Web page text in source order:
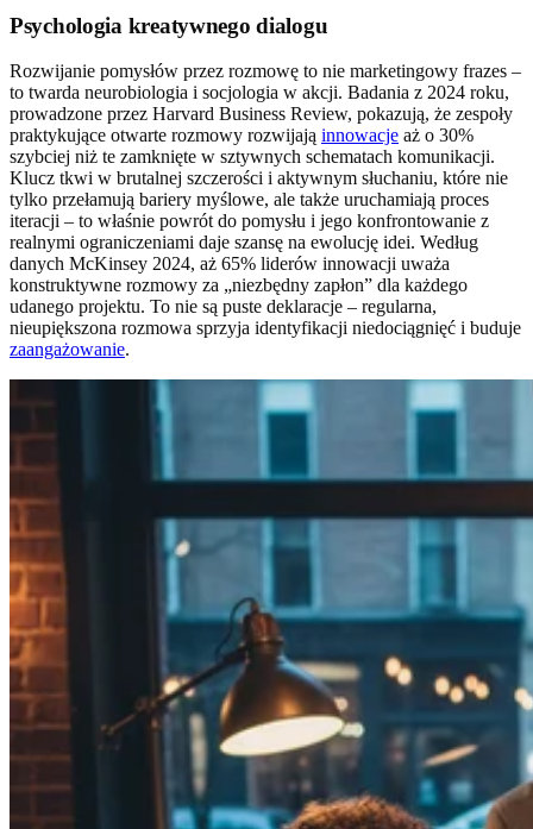
Psychologia kreatywnego dialogu
Rozwijanie pomysłów przez rozmowę to nie marketingowy frazes –
to twarda neurobiologia i socjologia w akcji. Badania z 2024 roku,
prowadzone przez Harvard Business Review, pokazują, że zespoły
praktykujące otwarte rozmowy rozwijają innowacje aż o 30%
szybciej niż te zamknięte w sztywnych schematach komunikacji.
Klucz tkwi w brutalnej szczerości i aktywnym słuchaniu, które nie
tylko przełamują bariery myślowe, ale także uruchamiają proces
iteracji – to właśnie powrót do pomysłu i jego konfrontowanie z
realnymi ograniczeniami daje szansę na ewolucję idei. Według
danych McKinsey 2024, aż 65% liderów innowacji uważa
konstruktywne rozmowy za „niezbędny zapłon” dla każdego
udanego projektu. To nie są puste deklaracje – regularna,
nieupiększona rozmowa sprzyja identyfikacji niedociągnięć i buduje
zaangażowanie.